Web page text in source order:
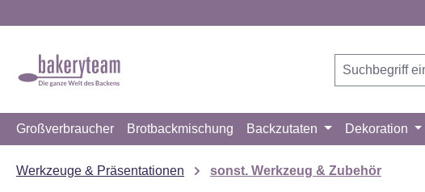
Großverbraucher Brotbackmischung Backzutaten Dekoration
Werkzeuge & Präsentationen sonst. Werkzeug & Zubehör